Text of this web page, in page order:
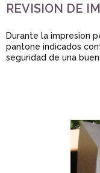
REVISION DE
Durante la impresion
pantone indicados
seguridad de una